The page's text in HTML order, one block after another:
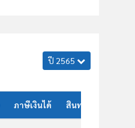
ปี 2565
ภาษีเงินได้ สินทรัพย์รวม